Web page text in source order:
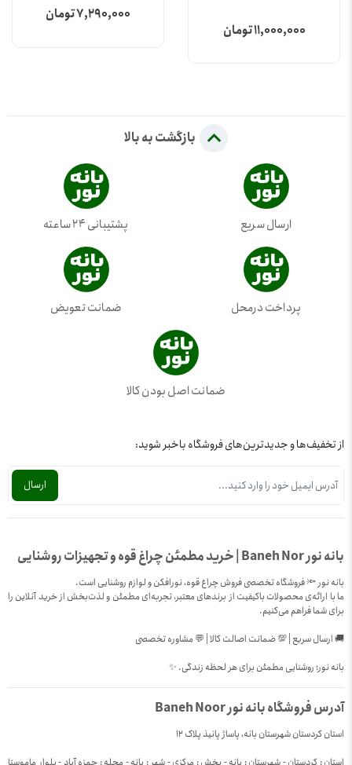
11,000,000 تومان
7,290,000 تومان
بازگشت به بالا
ارسال سریع پشتیبانی 24 ساعته
پرداخت درمحل ضمانت تعویض
ضمانت اصل بودن کالا
از تخفیف‌ها و جدیدترین‌های فروشگاه باخبر شوید:
بانه نور Baneh Nor | خرید مطمئن چراغ قوه و تجهیزات روشنایی
بانه نور 🔦 فروشگاه تخصصی فروش چراغ قوه، نورافکن و لوازم روشنایی است.
ما با ارائه‌ی محصولات باکیفیت از برندهای معتبر، تجربه‌ای مطمئن و لذت‌بخش از خرید آنلاین را
برای شما فراهم می‌کنیم.
🚚 ارسال سریع | 💯 ضمانت اصالت کالا | 💬 مشاوره تخصصی
بانه نور؛ روشنایی مطمئن برای هر لحظه زندگی. ✨
آدرس فروشگاه بانه نور Baneh Noor
استان کردستان شهرستان بانه، پاساژ پانیذ پلاک 12